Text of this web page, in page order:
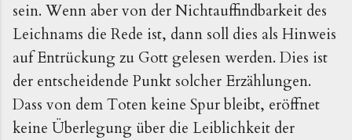
sein. Wenn aber von der Nichtauffindbarkeit des
Leichnams die Rede ist, dann soll dies als Hinweis
auf Entrückung zu Gott gelesen werden. Dies ist
der entscheidende Punkt solcher Erzählungen.
Dass von dem Toten keine Spur bleibt, eröffnet
keine Überlegung über die Leiblichkeit der